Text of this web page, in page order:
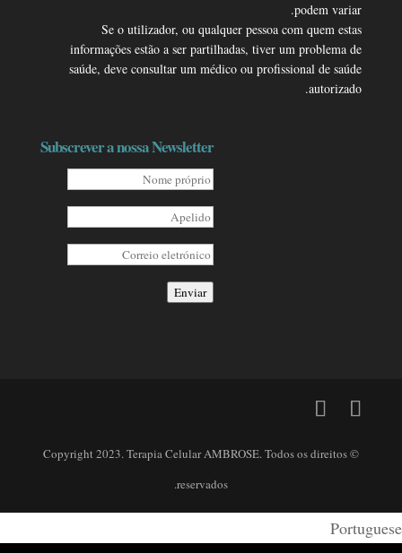
podem variar.
Se o utilizador, ou qualquer pessoa com quem estas
informações estão a ser partilhadas, tiver um problema de
saúde, deve consultar um médico ou profissional de saúde
autorizado.
Subscrever a nossa Newsletter
Enviar
© Copyright 2023. Terapia Celular AMBROSE. Todos os direitos
reservados.
Portuguese